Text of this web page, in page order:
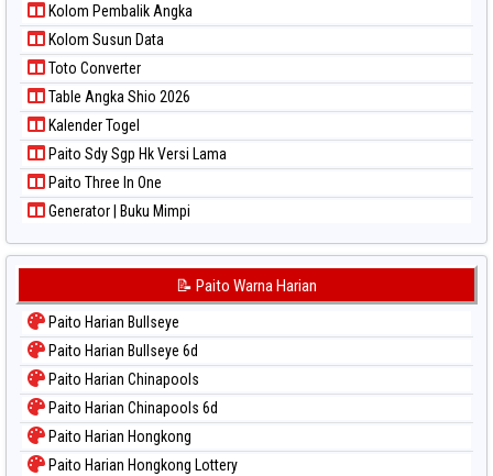
Paito Warna Taipei
Paito Warna Taiwan
Kolom Pembalik Angka
Kolom Susun Data
Toto Converter
Table Angka Shio 2026
Kalender Togel
Paito Sdy Sgp Hk Versi Lama
Paito Three In One
Generator | Buku Mimpi
📝 Paito Warna Harian
Paito Harian Bullseye
Paito Harian Bullseye 6d
Paito Harian Chinapools
Paito Harian Chinapools 6d
Paito Harian Hongkong
Paito Harian Hongkong Lottery